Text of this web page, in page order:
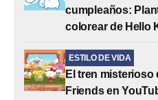
cumpleaños:
colorear de Hello
ESTILO DE VIDA
El tren misterioso
Friends en